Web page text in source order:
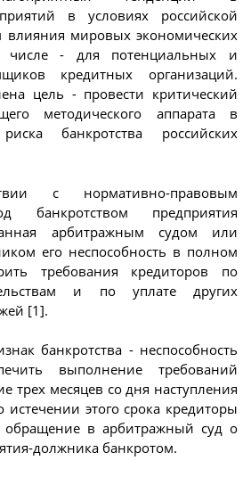
в условиях российской
влияния мировых экономических
числе - для потенциальных и
кредитных организаций.
цель - провести критический
методического аппарата в
банкротства российских
с нормативно-правовым
банкротством предприятия
арбитражным судом или
его неспособность в полном
требования кредиторов по
и по уплате других
[1].
банкротства - неспособность
выполнение требований
трех месяцев со дня наступления
истечении этого срока кредиторы
обращение в арбитражный суд о
должника банкротом.